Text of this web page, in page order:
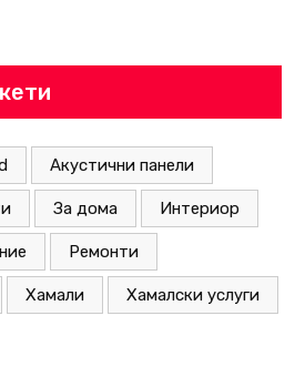
Акустични панели
За дома Интериор
Ремонти
Хамали Хамалски услуги